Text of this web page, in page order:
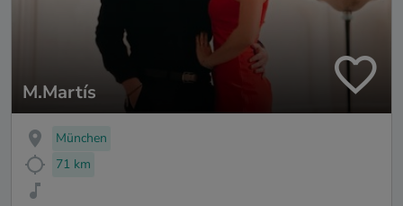
M.Martís
München
71 km